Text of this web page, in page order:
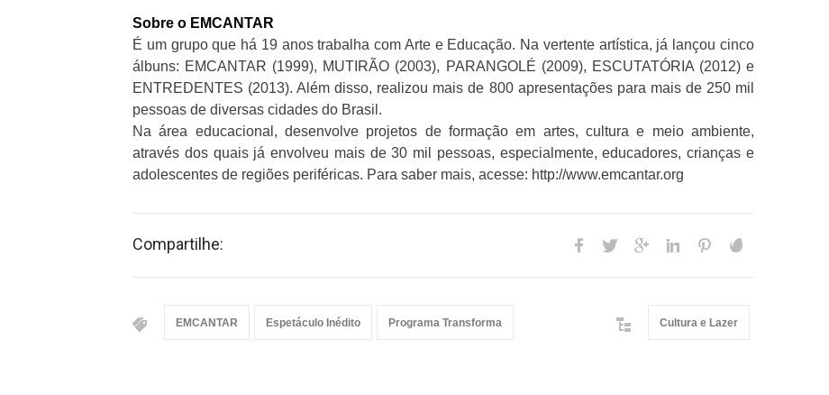
Sobre o EMCANTAR
É um grupo que há 19 anos trabalha com Arte e Educação. Na vertente artística, já lançou cinco
álbuns: EMCANTAR (1999), MUTIRÃO (2003), PARANGOLÉ (2009), ESCUTATÓRIA (2012) e
ENTREDENTES (2013). Além disso, realizou mais de 800 apresentações para mais de 250 mil
pessoas de diversas cidades do Brasil.
Na área educacional, desenvolve projetos de formação em artes, cultura e meio ambiente,
através dos quais já envolveu mais de 30 mil pessoas, especialmente, educadores, crianças e
adolescentes de regiões periféricas. Para saber mais, acesse: http://www.emcantar.org
Compartilhe:
EMCANTAR Espetáculo Inédito Programa Transforma Cultura e Lazer